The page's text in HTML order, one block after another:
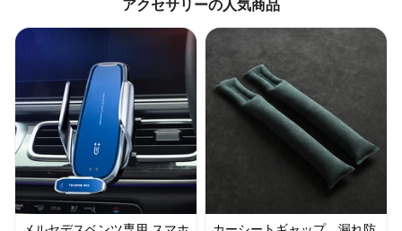
アクセサリーの人気商品